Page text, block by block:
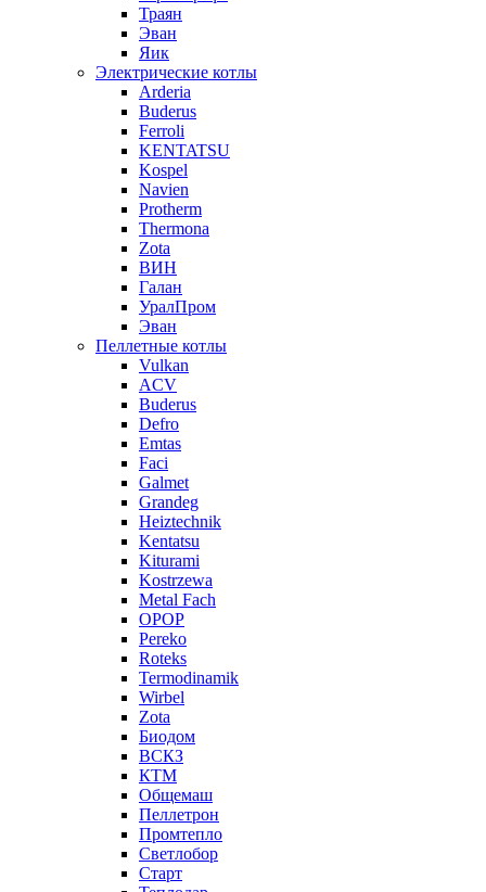
Траян
Эван
Яик
Электрические котлы
Arderia
Buderus
Ferroli
KENTATSU
Kospel
Navien
Protherm
Thermona
Zota
ВИН
Галан
УралПром
Эван
Пеллетные котлы
Vulkan
ACV
Buderus
Defro
Emtas
Faci
Galmet
Grandeg
Heiztechnik
Kentatsu
Kiturami
Kostrzewa
Metal Fach
OPOP
Pereko
Roteks
Termodinamik
Wirbel
Zota
Биодом
ВСКЗ
КТМ
Общемаш
Пеллетрон
Промтепло
Светлобор
Старт